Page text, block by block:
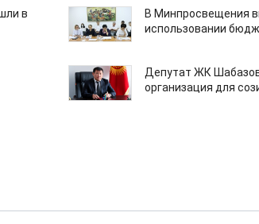
в
В Минпросвещения
использовании
Депутат ЖК
организация для